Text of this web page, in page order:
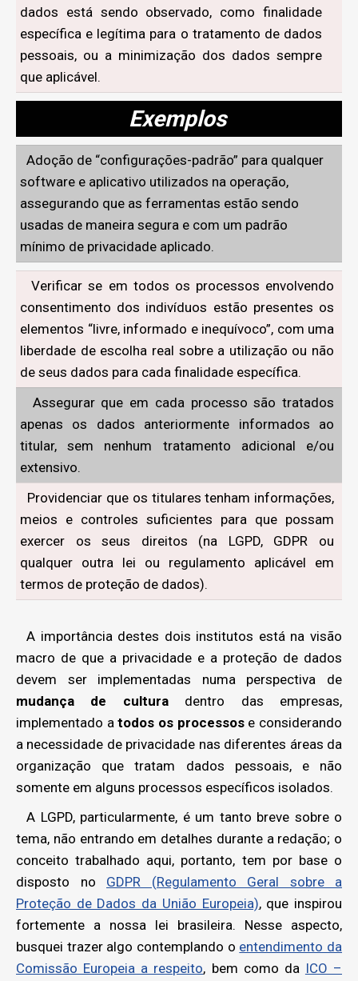
dados está sendo observado, como finalidade
específica e legítima para o tratamento de dados
pessoais, ou a minimização dos dados sempre
que aplicável.
Exemplos
Adoção de “configurações-padrão” para qualquer
software e aplicativo utilizados na operação,
assegurando que as ferramentas estão sendo
usadas de maneira segura e com um padrão
mínimo de privacidade aplicado.
Verificar se em todos os processos envolvendo
consentimento dos indivíduos estão presentes os
elementos “livre, informado e inequívoco”, com uma
liberdade de escolha real sobre a utilização ou não
de seus dados para cada finalidade específica.
Assegurar que em cada processo são tratados
apenas os dados anteriormente informados ao
titular, sem nenhum tratamento adicional e/ou
extensivo.
Providenciar que os titulares tenham informações,
meios e controles suficientes para que possam
exercer os seus direitos (na LGPD, GDPR ou
qualquer outra lei ou regulamento aplicável em
termos de proteção de dados).
A importância destes dois institutos está na visão
macro de que a privacidade e a proteção de dados
devem ser implementadas numa perspectiva de
mudança de culturadentro das empresas,
implementado atodos os processos e considerando
a necessidade de privacidade nas diferentes áreas da
organização que tratam dados pessoais, e não
somente em alguns processos específicos isolados.
A LGPD, particularmente, é um tanto breve sobre o
tema, não entrando em detalhes durante a redação; o
conceito trabalhado aqui, portanto, tem por base o
disposto no GDPR (Regulamento Geral sobre a
Proteção de Dados da União Europeia), que inspirou
fortemente a nossa lei brasileira. Nesse aspecto,
busquei trazer algo contemplando o entendimento da
Comissão Europeia a respeito, bem como da ICO –